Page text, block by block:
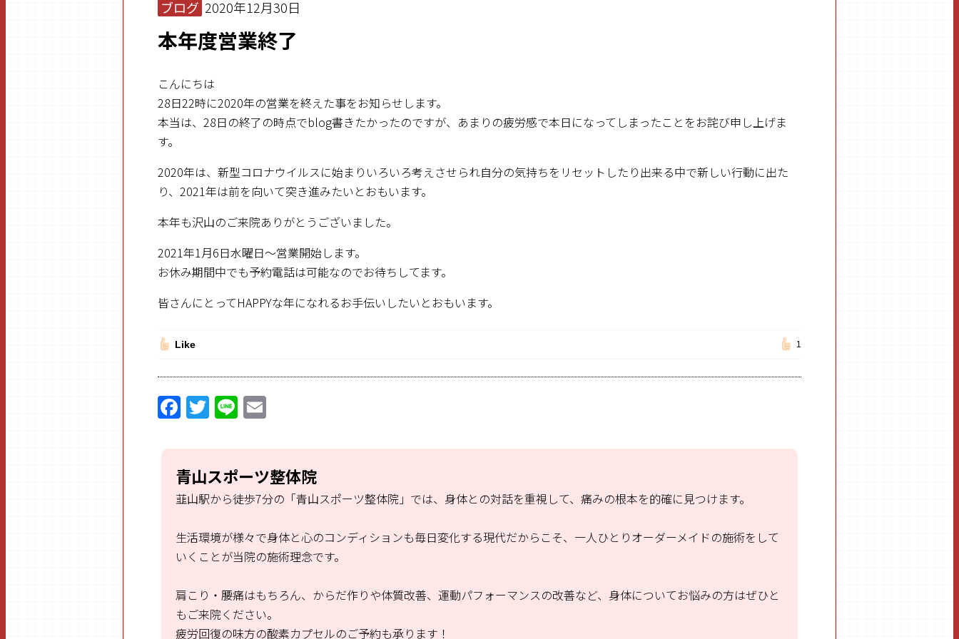
ブログ 2020年12月30日
本年度営業終了
こんにちは
28日22時に2020年の営業を終えた事をお知らせします。
本当は、28日の終了の時点でblog書きたかったのですが、あまりの疲労感で本日になってしまったことをお詫び申し上げま
す。
2020年は、新型コロナウイルスに始まりいろいろ考えさせられ自分の気持ちをリセットしたり出来る中で新しい行動に出た
り、2021年は前を向いて突き進みたいとおもいます。
本年も沢山のご来院ありがとうございました。
2021年1月6日水曜日～営業開始します。
お休み期間中でも予約電話は可能なのでお待ちしてます。
皆さんにとってHAPPYな年になれるお手伝いしたいとおもいます。
Like 1
F
a
ce
b
o
k
T
w
itt
er
Li
n
e ai
l
青山スポーツ整体院
韮山駅から徒歩7分の「青山スポーツ整体院」では、身体との対話を重視して、痛みの根本を的確に見つけます。
生活環境が様々で身体と心のコンディションも毎日変化する現代だからこそ、一人ひとりオーダーメイドの施術をして
いくことが当院の施術理念です。
肩こり・腰痛はもちろん、からだ作りや体質改善、運動パフォーマンスの改善など、身体についてお悩みの方はぜひと
もご来院ください。
疲労回復の味方の酸素カプセルのご予約も承ります！